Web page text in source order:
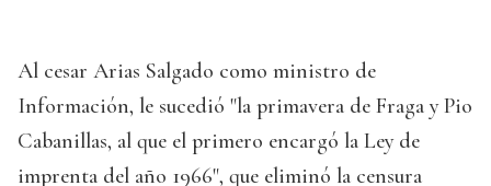
Al cesar Arias Salgado como ministro de
Información, le sucedió "la primavera de Fraga y Pio
Cabanillas, al que el primero encargó la Ley de
imprenta del año 1966", que eliminó la censura